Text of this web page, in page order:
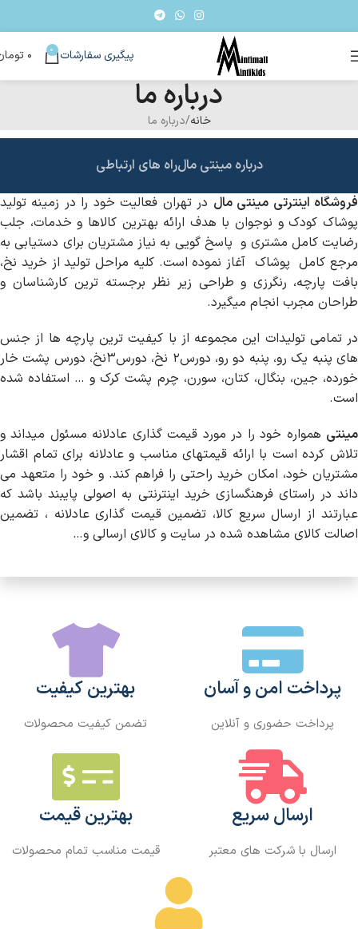
پیگیری سفارشات 0 ۰
درباره ما
خانه درباره ما
درباره مینتی مالراه های ارتباطی
فروشگاه اینترتی مینتی مال در تهران فعالیت خود را در زمینه تولید
پوشاک کودک و نوجوان با هدف ارائه بهترین کالاها و خدمات، جلب
رضایت کامل مشتری و پاسخ گویی به نیاز مشتریان برای دستیابی به
مرجع کامل پوشاک آغاز نموده است. کلیه مراحل تولید از خرید نخ،
بافت پارچه، رنگرزی و طراحی زیر نظر برجسته ترین کارشناسان و
طراحان مجرب انجام می‎گیرد.
در تمامی تولیدات این مجموعه از با کیفیت ترین پارچه ها از جنس
های پنبه یک رو، پنبه دو رو، دورس۲ نخ، دورس۳نخ، دورس پشت خار
خورده، جین، بنگال، کتان، سورن، چرم پشت کرک و … استفاده شده
است.
مینتی همواره خود را در مورد قیمت گذارى عادلانه مسئول میداند و
تلاش کرده است با ارائه قیمتهاى مناسب و عادلانه براى تمام اقشار
مشتریان خود، امکان خرید راحتى را فراهم کند. و خود را متعهد می
داند در راستاى فرهنگسازى خرید اینترنتى به اصولى پایبند باشد که
عبارتند از ارسال سریع کالا، تضمین قیمت گذارى عادلانه ، تضمین
اصالت کالاى مشاهده شده در سایت و کالاى ارسالى و…
پرداخت امن و آسان
پرداخت حضوری و آنلاین
بهترین کیفیت
تضمن کیفیت محصولات
ارسال سریع
ارسال با شرکت های معتبر
بهترین قیمت
قیمت مناسب تمام محصولات